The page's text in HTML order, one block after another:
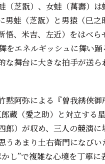
（芝翫）、女蛙（萬壽）
男蛙（芝翫）と男猿（巳
悟、米吉、左近）をはべ
エネルギッシュに舞い
舞台に大きな拍手が送ら
阿弥による『曽我綉俠
蔵（愛之助）と対立する
郎）が収め、三人の競演
あまり土右衛門になびい
し”で複雑な心境を丁寧